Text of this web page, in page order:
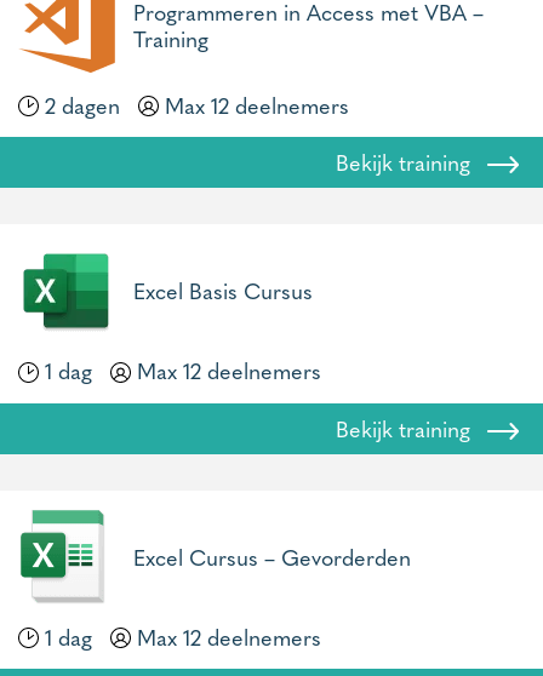
Programmeren in Access met VBA –
Training
2 dagen
Max 12 deelnemers
Bekijk training
Excel Basis Cursus
1 dag
Max 12 deelnemers
Bekijk training
Excel Cursus – Gevorderden
1 dag
Max 12 deelnemers